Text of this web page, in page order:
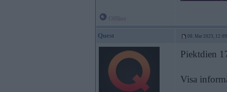
Quest 08. Mar 2023, 12:09
Piektdien
Visa